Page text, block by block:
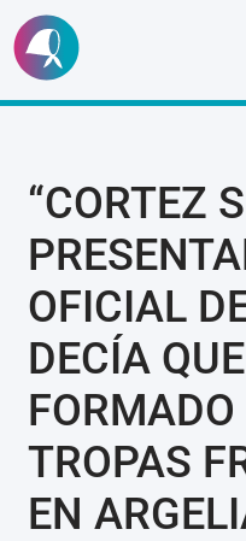
Ir
“CORTEZ
OFICIAL
DECÍA
TROPAS
EN